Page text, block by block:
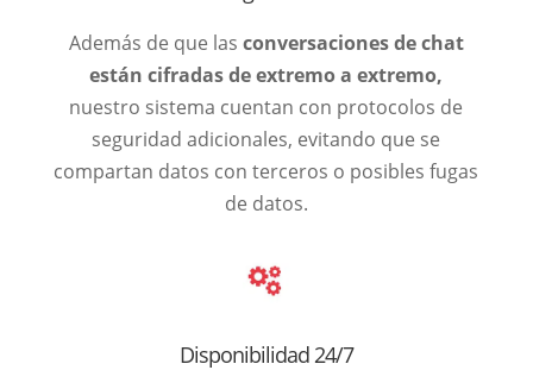
Además de que las conversaciones de chat
están cifradas de extremo a extremo,
nuestro sistema cuentan con protocolos de
seguridad adicionales, evitando que se
compartan datos con terceros o posibles fugas
de datos.
Disponibilidad 24/7